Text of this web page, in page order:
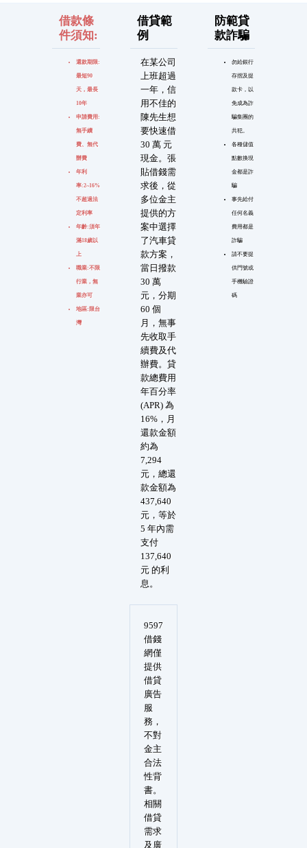
借款條
件須知:
還款期限:
最短90
天，最長
10年
申請費用:
無手續
費、無代
辦費
年利
率:2~16%
不超過法
定利率
年齡:須年
滿18歲以
上
職業:不限
行業，無
業亦可
地區:限台
灣
借貸範
例
在某公司
上班超過
一年，信
用不佳的
陳先生想
要快速借
30 萬 元
現金。張
貼借錢需
求後，從
多位金主
提供的方
案中選擇
了汽車貸
款方案，
當日撥款
30 萬
元，分期
60 個
月，無事
先收取手
續費及代
辦費。貸
款總費用
年百分率
(APR) 為
16%，月
還款金額
約為
7,294
元，總還
款金額為
437,640
元，等於
5 年內需
支付
137,640
元 的利
息。
防範貸
款詐騙
勿給銀行
存摺及提
款卡，以
免成為詐
騙集團的
共犯。
各種儲值
點數換現
金都是詐
騙
事先給付
任何名義
費用都是
詐騙
請不要提
供門號或
手機驗證
碼
9597
借錢
網僅
提供
借貸
廣告
服
務，
不對
金主
合法
性背
書。
相關
借貸
需求
及廣